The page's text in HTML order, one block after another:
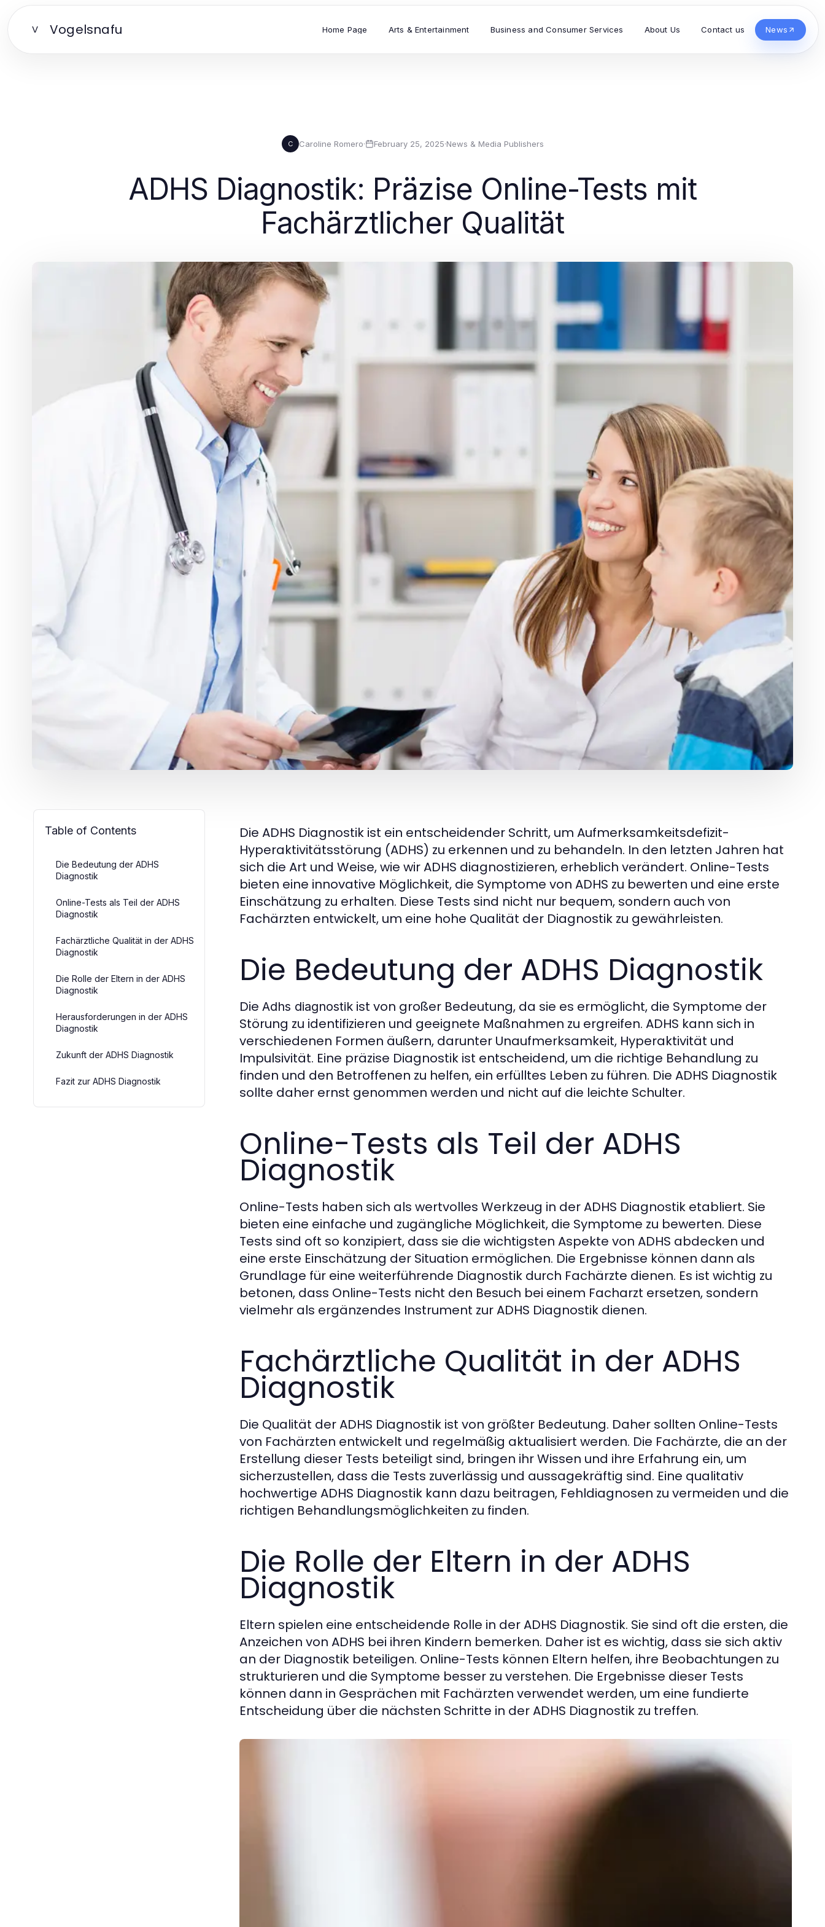
V Vogelsnafu Home Page Arts & Entertainment Business and Consumer Services About Us Contact us News
C Caroline Romero· February 25, 2025·News & Media Publishers
ADHS Diagnostik: Präzise Online-Tests mit
Fachärztlicher Qualität
Table of Contents
Die Bedeutung der ADHS
Diagnostik
Online-Tests als Teil der ADHS
Diagnostik
Fachärztliche Qualität in der ADHS
Diagnostik
Die Rolle der Eltern in der ADHS
Diagnostik
Herausforderungen in der ADHS
Diagnostik
Zukunft der ADHS Diagnostik
Fazit zur ADHS Diagnostik
Die ADHS Diagnostik ist ein entscheidender Schritt, um Aufmerksamkeitsdefizit-
Hyperaktivitätsstörung (ADHS) zu erkennen und zu behandeln. In den letzten Jahren hat
sich die Art und Weise, wie wir ADHS diagnostizieren, erheblich verändert. Online-Tests
bieten eine innovative Möglichkeit, die Symptome von ADHS zu bewerten und eine erste
Einschätzung zu erhalten. Diese Tests sind nicht nur bequem, sondern auch von
Fachärzten entwickelt, um eine hohe Qualität der Diagnostik zu gewährleisten.
Die Bedeutung der ADHS Diagnostik
Die Adhs diagnostik ist von großer Bedeutung, da sie es ermöglicht, die Symptome der
Störung zu identifizieren und geeignete Maßnahmen zu ergreifen. ADHS kann sich in
verschiedenen Formen äußern, darunter Unaufmerksamkeit, Hyperaktivität und
Impulsivität. Eine präzise Diagnostik ist entscheidend, um die richtige Behandlung zu
finden und den Betroffenen zu helfen, ein erfülltes Leben zu führen. Die ADHS Diagnostik
sollte daher ernst genommen werden und nicht auf die leichte Schulter.
Online-Tests als Teil der ADHS
Diagnostik
Online-Tests haben sich als wertvolles Werkzeug in der ADHS Diagnostik etabliert. Sie
bieten eine einfache und zugängliche Möglichkeit, die Symptome zu bewerten. Diese
Tests sind oft so konzipiert, dass sie die wichtigsten Aspekte von ADHS abdecken und
eine erste Einschätzung der Situation ermöglichen. Die Ergebnisse können dann als
Grundlage für eine weiterführende Diagnostik durch Fachärzte dienen. Es ist wichtig zu
betonen, dass Online-Tests nicht den Besuch bei einem Facharzt ersetzen, sondern
vielmehr als ergänzendes Instrument zur ADHS Diagnostik dienen.
Fachärztliche Qualität in der ADHS
Diagnostik
Die Qualität der ADHS Diagnostik ist von größter Bedeutung. Daher sollten Online-Tests
von Fachärzten entwickelt und regelmäßig aktualisiert werden. Die Fachärzte, die an der
Erstellung dieser Tests beteiligt sind, bringen ihr Wissen und ihre Erfahrung ein, um
sicherzustellen, dass die Tests zuverlässig und aussagekräftig sind. Eine qualitativ
hochwertige ADHS Diagnostik kann dazu beitragen, Fehldiagnosen zu vermeiden und die
richtigen Behandlungsmöglichkeiten zu finden.
Die Rolle der Eltern in der ADHS
Diagnostik
Eltern spielen eine entscheidende Rolle in der ADHS Diagnostik. Sie sind oft die ersten, die
Anzeichen von ADHS bei ihren Kindern bemerken. Daher ist es wichtig, dass sie sich aktiv
an der Diagnostik beteiligen. Online-Tests können Eltern helfen, ihre Beobachtungen zu
strukturieren und die Symptome besser zu verstehen. Die Ergebnisse dieser Tests
können dann in Gesprächen mit Fachärzten verwendet werden, um eine fundierte
Entscheidung über die nächsten Schritte in der ADHS Diagnostik zu treffen.